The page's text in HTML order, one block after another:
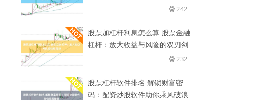
242
股票加杠杆利息怎么算 股票金融
杠杆：放大收益与风险的双刃剑
232
股票杠杆软件排名 解锁财富密
码：配资炒股软件助你乘风破浪